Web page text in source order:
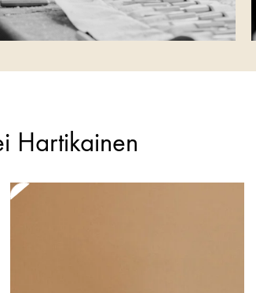
Hartikainen